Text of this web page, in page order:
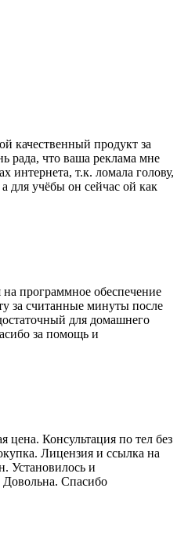
качественный продукт за
рада, что ваша реклама мне
интернета, т.к. ломала голову,
для учёбы он сейчас ой как
программное обеспечение
за считанные минуты после
для домашнего
за помощь и
Консультация по тел без
Лицензия и ссылка на
Установилось и
Довольна. Спасибо